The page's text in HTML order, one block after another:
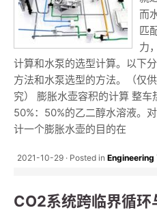
而
匹
力
计算和水泵的选型计算。以下
方法和水泵选型的方法。（仅
究） 膨胀水壶容积的计算 整
50%：50%的乙二醇水溶液。
计一个膨胀水壶的目的在
2021-10-29 Posted in Engineering
CO2系统跨临界循环